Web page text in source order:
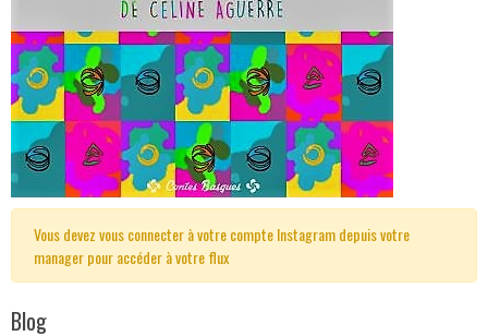
Vous devez vous connecter à votre compte Instagram depuis votre
manager pour accéder à votre flux
Blog